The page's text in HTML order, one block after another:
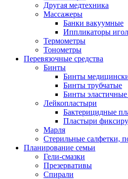
Другая медтехника
Массажеры
Банки вакуумные
Иппликаторы
Термометры
Тонометры
Перевязочные средства
Бинты
Бинты
Бинты трубчатые
Бинты
Лейкопластыри
Бактерицидные
Пластыри
Марля
Стерильные салфетки,
Планирование семьи
Гели-смазки
Презервативы
Спирали